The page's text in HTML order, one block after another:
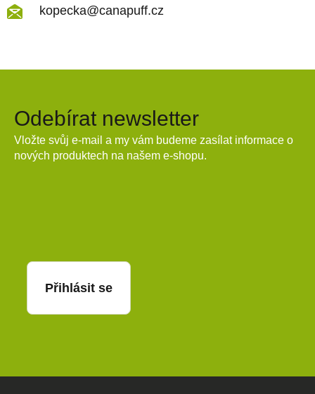
kopecka@canapuff.cz
Odebírat newsletter
Vložte svůj e-mail a my vám budeme zasílat informace o
nových produktech na našem e-shopu.
Přihlásit se